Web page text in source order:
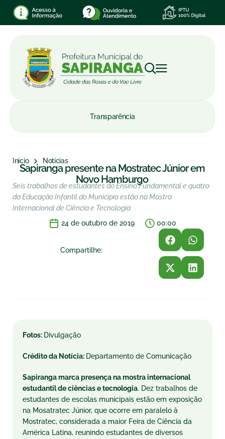
Transparência
Início Notícias
Sapiranga presente na Mostratec Júnior em
Novo Hamburgo
Seis trabalhos de estudantes do Ensino Fundamental e quatro
da Educação Infantil do Município estão na Mostra
Internacional de Ciência e Tecnologia
24 de outubro de 2019
00:00
Compartilhe:
Fotos: Divulgação
Crédito da Notícia: Departamento de Comunicação
Sapiranga marca presença na mostra internacional
estudantil de ciências e tecnologia. Dez trabalhos de
estudantes de escolas municipais estão em exposição
na Mosatratec Júnior, que ocorre em paralelo à
Mostratec, considerada a maior Feira de Ciência da
América Latina, reunindo estudantes de diversos